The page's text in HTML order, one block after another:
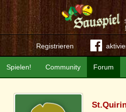
Registrieren
Community Forum
Spielen!